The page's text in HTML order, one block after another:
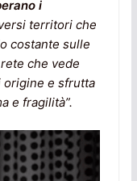
i
territori che
costante sulle
che vede
origine e sfrutta
e fragilità”.